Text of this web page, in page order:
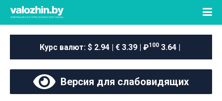
Курс валют: $ 2.94 | € 3.39 | ₽100 3.64 |
Версия для слабовидящих